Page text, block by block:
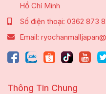
Hồ Chí Minh
Số điện thoại: 0362 873
Email:
Thông Tin Chung